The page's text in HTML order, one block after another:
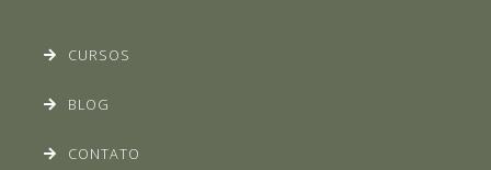
CURSOS
BLOG
CONTATO